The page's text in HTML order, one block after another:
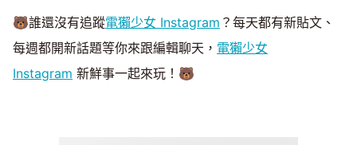
🐻誰還沒有追蹤電獺少女 Instagram ？每天都有新貼文、
每週都開新話題等你來跟編輯聊天， 電獺少女
Instagram 新鮮事一起來玩！🐻